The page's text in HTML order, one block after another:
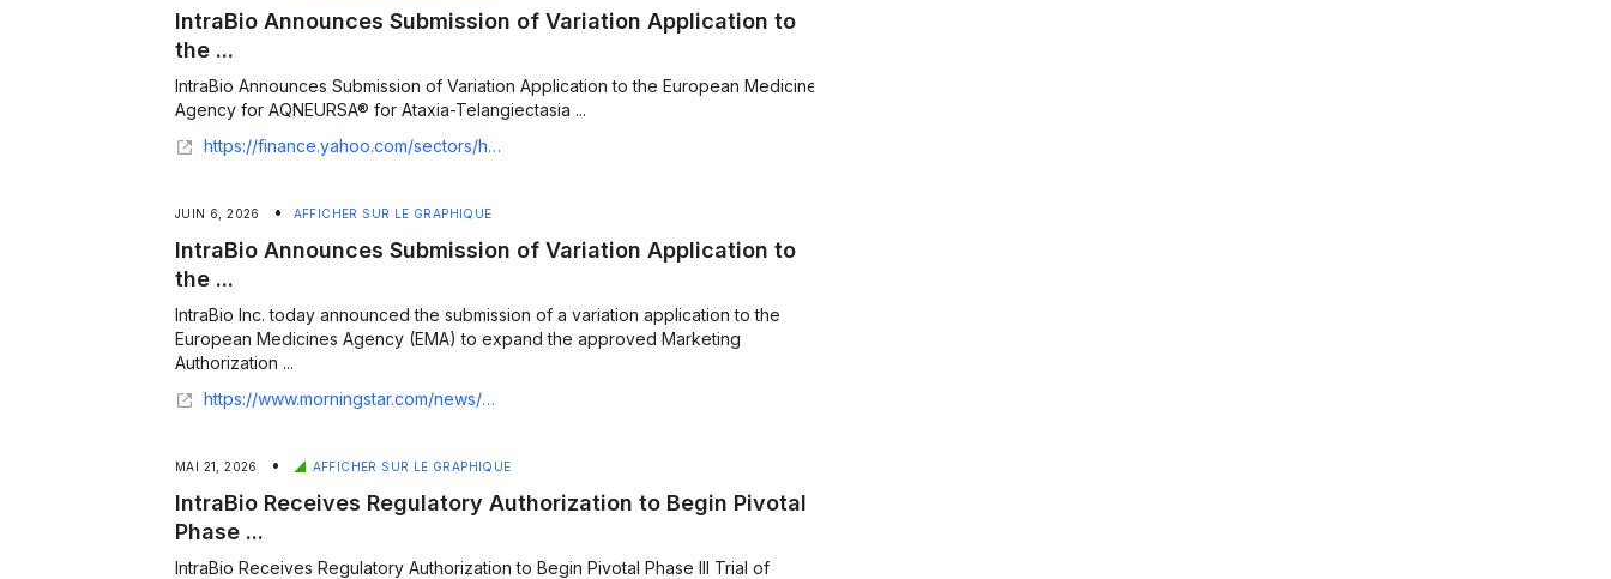
IntraBio Announces Submission of Variation Application to
the ...
IntraBio Announces Submission of Variation Application to the European Medicines
Agency for AQNEURSA® for Ataxia-Telangiectasia ...
https://finance.yahoo.com/sectors/healthcare/articles/intrabio-announces-submission-variation-application-150900330.html
JUIN 6, 2026 • AFFICHER SUR LE GRAPHIQUE
IntraBio Announces Submission of Variation Application to
the ...
IntraBio Inc. today announced the submission of a variation application to the
European Medicines Agency (EMA) to expand the approved Marketing
Authorization ...
https://www.morningstar.com/news/business-wire/20260605049248/intrabio-announces-submission-of-variation-application-to-the-european-medicines-agency-for-aqneursa-for-ataxia-telangiectasia
MAI 21, 2026 • AFFICHER SUR LE GRAPHIQUE
IntraBio Receives Regulatory Authorization to Begin Pivotal
Phase ...
IntraBio Receives Regulatory Authorization to Begin Pivotal Phase III Trial of